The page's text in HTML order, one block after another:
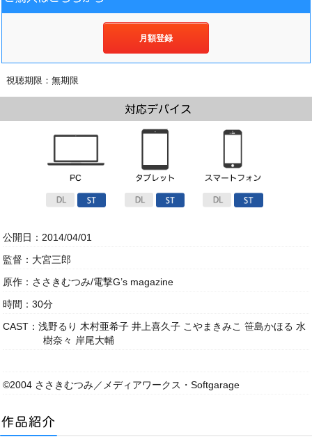
月額登録
視聴期限：無期限
公開日：2014/04/01
監督：大宮三郎
原作：ささきむつみ/電撃G’s magazine
時間：30分
CAST：浅野るり 木村亜希子 井上喜久子 こやまきみこ 笹島かほる 水
樹奈々 岸尾大輔
©2004 ささきむつみ／メディアワークス・Softgarage